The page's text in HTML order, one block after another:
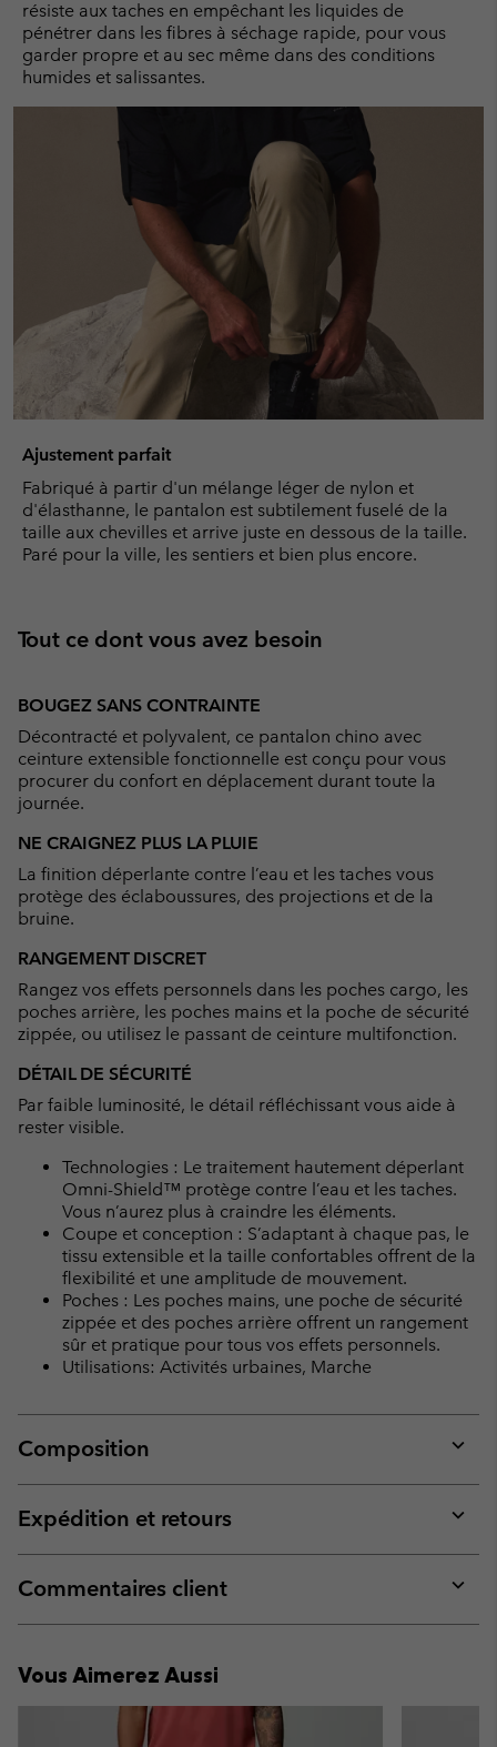
résiste aux taches en empêchant les liquides de
pénétrer dans les fibres à séchage rapide, pour vous
garder propre et au sec même dans des conditions
humides et salissantes.
Ajustement parfait
Fabriqué à partir d'un mélange léger de nylon et
d'élasthanne, le pantalon est subtilement fuselé de la
taille aux chevilles et arrive juste en dessous de la taille.
Paré pour la ville, les sentiers et bien plus encore.
Tout ce dont vous avez besoin
BOUGEZ SANS CONTRAINTE
Décontracté et polyvalent, ce pantalon chino avec
ceinture extensible fonctionnelle est conçu pour vous
procurer du confort en déplacement durant toute la
journée.
NE CRAIGNEZ PLUS LA PLUIE
La finition déperlante contre l’eau et les taches vous
protège des éclaboussures, des projections et de la
bruine.
RANGEMENT DISCRET
Rangez vos effets personnels dans les poches cargo, les
poches arrière, les poches mains et la poche de sécurité
zippée, ou utilisez le passant de ceinture multifonction.
DÉTAIL DE SÉCURITÉ
Par faible luminosité, le détail réfléchissant vous aide à
rester visible.
Technologies : Le traitement hautement déperlant
Omni-Shield™ protège contre l’eau et les taches.
Vous n’aurez plus à craindre les éléments.
Coupe et conception : S’adaptant à chaque pas, le
tissu extensible et la taille confortables offrent de la
flexibilité et une amplitude de mouvement.
Poches : Les poches mains, une poche de sécurité
zippée et des poches arrière offrent un rangement
sûr et pratique pour tous vos effets personnels.
Utilisations: Activités urbaines, Marche
Composition
or
Expédition et retours
or
Commentaires client
or
Vous Aimerez Aussi